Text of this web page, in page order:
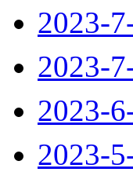
2023-
2023-
2023-
2023-